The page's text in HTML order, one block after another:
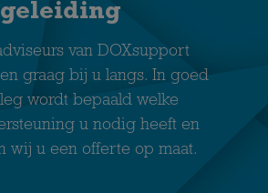
van DOXsupport
graag bij u langs. In goed
wordt bepaald welke
u nodig heeft en
wij u een offerte op maat.